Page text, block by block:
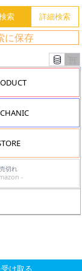
に保存
売切れ
Amazon -
け取る